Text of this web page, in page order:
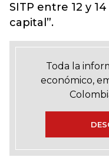
SITP entre 12 y
capital”.
Toda la
económico,